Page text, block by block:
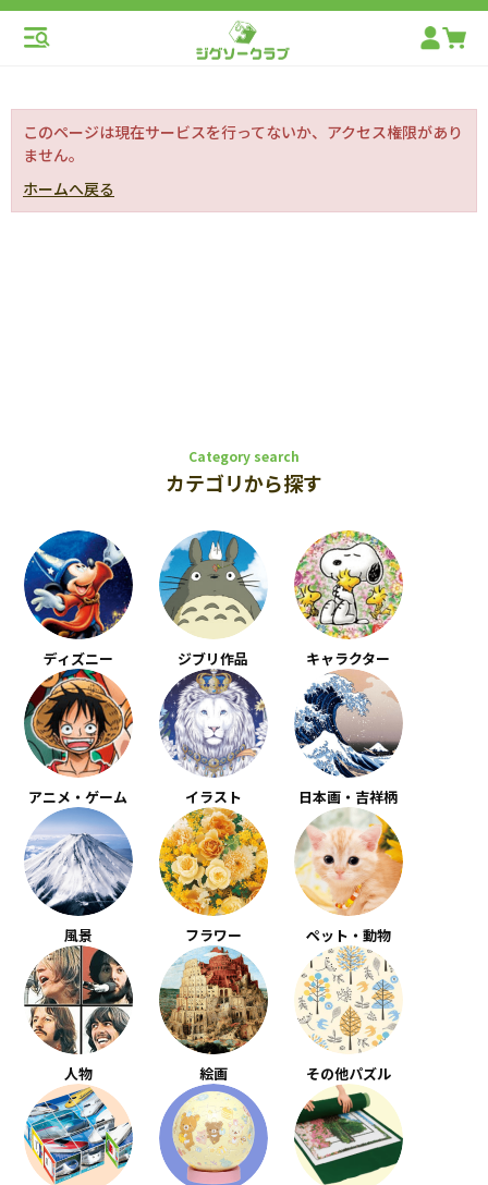
このページは現在サービスを行ってないか、アクセス権限があり
ません。
ホームへ戻る
Category search
カテゴリから探す
ディズニー ジブリ作品 キャラクター
アニメ・ゲーム イラスト 日本画・吉祥柄
風景 フラワー ペット・動物
人物 絵画 その他パズル